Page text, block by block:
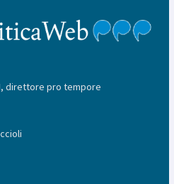
direttore pro tempore